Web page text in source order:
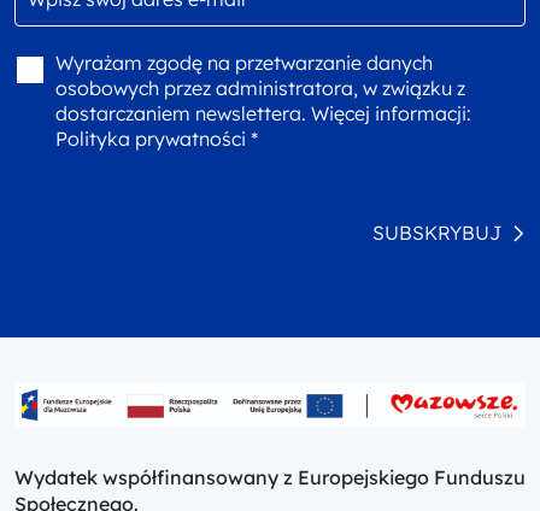
Wyrażam zgodę na przetwarzanie danych
osobowych przez administratora, w związku z
dostarczaniem newslettera. Więcej informacji:
Polityka prywatności *
SUBSKRYBUJ
Wydatek współfinansowany z Europejskiego Funduszu
Społecznego.